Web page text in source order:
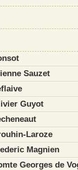
Sauzet
Guyot
Laroze
Magnien
Georges de